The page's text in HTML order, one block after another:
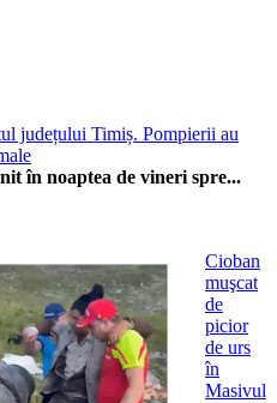
județului Timiș. Pompierii au
în noaptea de vineri spre...
Cioban
muşcat
de
picior
de urs
în
Masivul